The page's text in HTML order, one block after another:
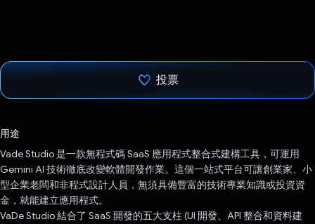
投票
用途
Vade Studio 是一款無程式碼 SaaS 應用程式整合式建構工具，可運用
Gemini AI 技術徹底改變軟體開發作業。這個一站式平台可讓創業家、小
型企業老闆和非程式設計人員，無須具備豐富的技術專業知識或投資資
金，就能建立應用程式。
VaDe Studio 結合了 SaaS 開發的五大支柱 (UI 開發、API 整合和資料建